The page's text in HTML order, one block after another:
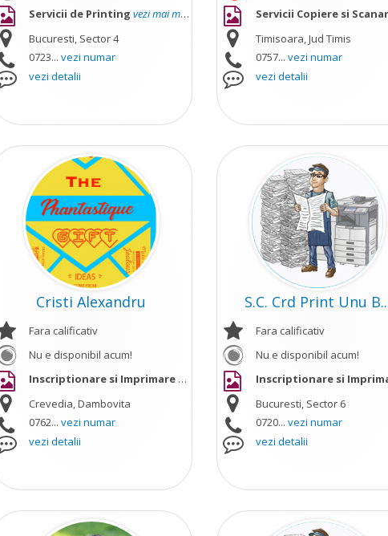
Servicii de Printing vezi mai mult
Bucuresti, Sector 4
0723...vezi numar
vezi detalii
Servicii Copiere si
Timisoara, Jud Timis
0757... vezi numar
vezi detalii
vezi mai mult
Cristi Alexandru
Fara calificativ
Nu e disponibil acum!
Inscriptionare si Imprimare Obiecte
vezi mai mult
Crevedia, Dambovita
0762...vezi numar
vezi detalii
S.C. Crd Print Unu
Fara calificativ
Nu e disponibil acum!
Inscriptionare si Imprimare
Bucuresti, Sector 6
0720... vezi numar
vezi detalii